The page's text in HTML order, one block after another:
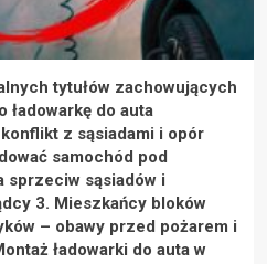
tytułów zachowujących
ładowarkę do auta
z sąsiadami i opór
samochód pod
sprzeciw sąsiadów i
3. Mieszkańcy bloków
– obawy przed pożarem i
ładowarki do auta w